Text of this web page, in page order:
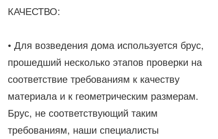
КАЧЕСТВО:
• Для возведения дома используется брус,
прошедший несколько этапов проверки на
соответствие требованиям к качеству
материала и к геометрическим размерам.
Брус, не соответствующий таким
требованиям, наши специалисты